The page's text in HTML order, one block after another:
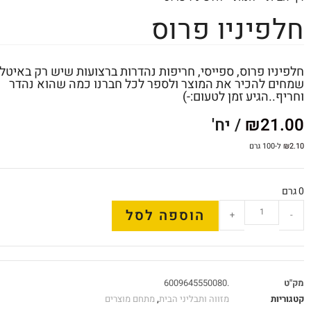
חלפיניו פרוס
חלפיניו פרוס, ספייסי, חריפות נהדרות ברצועות שיש רק
שמחים להכיר את המוצר ולספר לכל חברנו כמה שהוא נהדר
וחריף..הגיע זמן לטעום:-)
₪21.00 / יח'
₪2.10 ל-100 גרם
0 גרם
-
+ הוספה לסל
מק"ט
.6009645550080
קטגוריות
מזווה ותבליני הבית,מתחם מוצרים